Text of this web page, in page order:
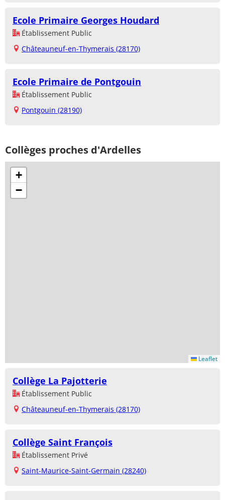
Ecole Primaire Georges Houdard
Établissement Public
Châteauneuf-en-Thymerais (28170)
Ecole Primaire de Pontgouin
Établissement Public
Pontgouin (28190)
Collèges proches d'Ardelles
+
−
Leaflet
Collège La Pajotterie
Établissement Public
Châteauneuf-en-Thymerais (28170)
Collège Saint François
Établissement Privé
Saint-Maurice-Saint-Germain (28240)